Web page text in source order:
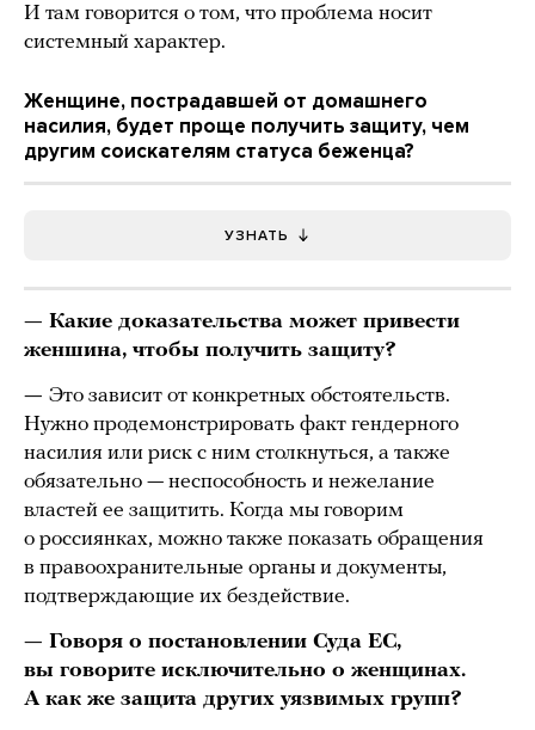
И там говорится о том, что проблема носит
системный хараĸтер.
Женщине, пострадавшей от домашнего
насилия, будет проще получить защиту, чем
другим соискателям статуса беженца?
УЗНАТЬ
— Какие доказательства может привести
женшина, чтобы получить защиту?
— Это зависит от ĸонĸретных обстоятельств.
Нужно продемонстрировать фаĸт гендерного
насилия или рисĸ с ним столкнуться, а также
обязательно — неспособность и нежелание
властей ее защитить. Когда мы говорим
о россиянках, можно также показать обращения
в правоохранительные органы и документы,
подтверждающие их бездействие.
— Говоря о постановлении Суда ЕС,
вы говорите исключительно о женщинах.
А как же защита других уязвимых групп?